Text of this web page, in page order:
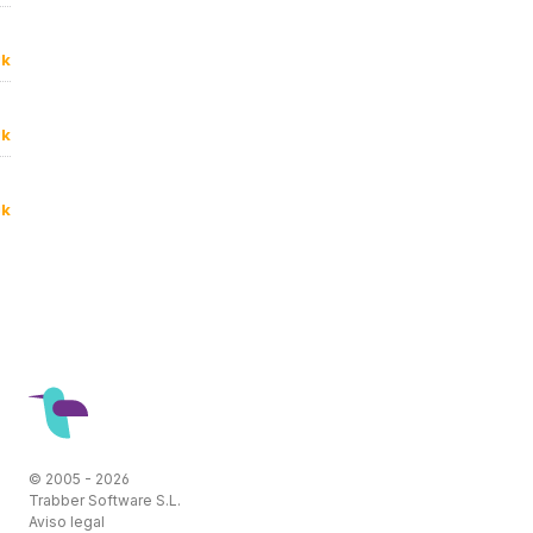
© 2005 - 2026
Trabber Software S.L.
Aviso legal